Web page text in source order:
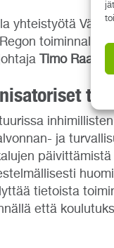
yhteistyötä
Timo Raaska
ja
tietoista
että